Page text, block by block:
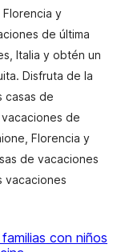
y
de última
Italia y obtén un
Disfruta de la
casas de
de
Florencia y
de vacaciones
vacaciones
con niños